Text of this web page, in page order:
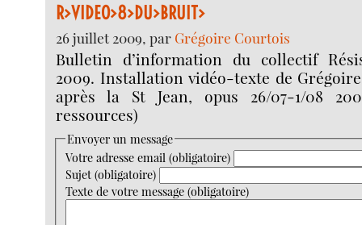
R>VIDEO>8>DU>BRUIT>
26 juillet 2009, par Grégoire Courtois
Bulletin d’information du collectif
2009. Installation vidéo-texte de
après la St Jean, opus 26/07-1/08
ressources)
Envoyer un message
Votre adresse email (obligatoire)
Sujet (obligatoire)
Texte de votre message (obligatoire)